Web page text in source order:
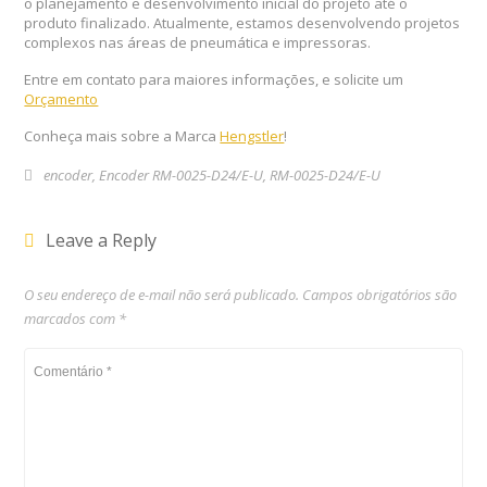
produto finalizado. Atualmente, estamos desenvolvendo projetos
complexos nas áreas de pneumática e impressoras.
Entre em contato para maiores informações, e solicite um
Orçamento
Conheça mais sobre a MarcaHengstler!
encoder,Encoder RM-0025-D24/E-U,RM-0025-D24/E-U
Leave a Reply
O seu endereço de e-mail não será publicado. Campos obrigatórios são
marcados com *